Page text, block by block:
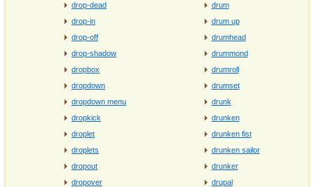
drop-dead
drop-in
drop-off
drop-shadow
dropbox
dropdown
dropdown menu
dropkick
droplet
droplets
dropout
dropover
drum
drum up
drumhead
drummond
drumroll
drumset
drunk
drunken
drunken fist
drunken sailor
drunker
drupal